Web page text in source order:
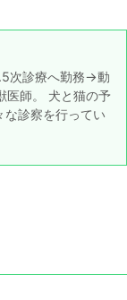
次診療へ勤務→動
医師。 犬と猫の予
な診察を行ってい